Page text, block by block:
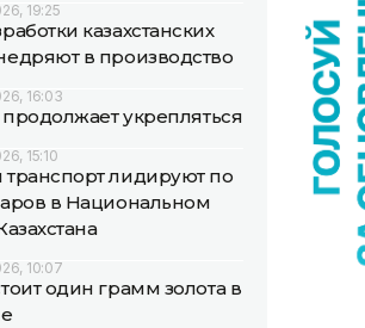
19:25
казахстанских
в производство
16:03
продолжает укрепляться
15:10
лидируют по
в Национальном
10:07
один грамм золота в